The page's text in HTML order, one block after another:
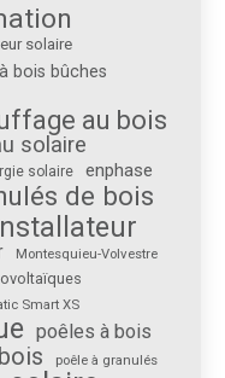
solaire
bois bûches
au bois
solaire
solaire enphase
de bois
Montesquieu-Volvestre
Smart XS
poêles à bois
poêle à granulés